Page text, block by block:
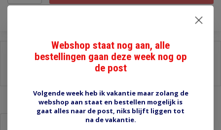
Reviews (0)
Webshop staat nog aan, alle
bestellingen gaan deze week nog op
de post
Volgende week heb ik vakantie maar zolang de
webshop aan staat en bestellen mogelijk is
gaat alles naar de post, niks blijft liggen tot
na de vakantie.